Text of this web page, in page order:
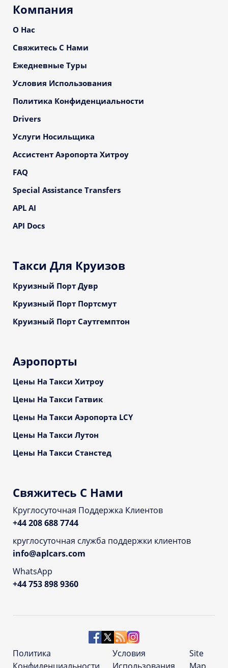
Компания
О Нас
Свяжитесь С Нами
Ежедневные Туры
Условия Использования
Политика Конфиденциальности
Drivers
Услуги Носильщика
Ассистент Аэропорта Хитроу
FAQ
Special Assistance Transfers
APL AI
API Docs
Такси Для Круизов
Круизный Порт Дувр
Круизный Порт Портсмут
Круизный Порт Саутгемптон
Аэропорты
Цены На Такси Хитроу
Цены На Такси Гатвик
Цены На Такси Аэропорта LCY
Цены На Такси Лутон
Цены На Такси Станстед
Свяжитесь С Нами
Круглосуточная Поддержка Клиентов
+44 208 688 7744
круглосуточная служба поддержки клиентов
info@aplcars.com
WhatsApp
+44 753 898 9360
Политика
Условия
Site